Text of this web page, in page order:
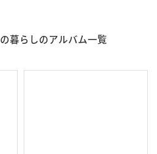
の暮らしのアルバム一覧